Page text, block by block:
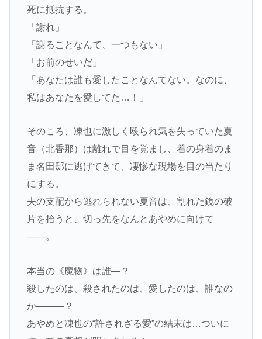
死に抵抗する。
「謝れ」
「謝ることなんて、一つもない」
「お前のせいだ」
「あなたは誰も愛したことなんてない。なのに、
私はあなたを愛してた…！」
そのころ、凍也に激しく殴られ気を失っていた夏
音（北香那）は離れで目を覚まし、着の身着のま
ま名田邸に逃げてきて、凄惨な現場を目の当たり
にする。
夫の支配から逃れられない夏音は、割れた鏡の破
片を拾うと、切っ先をなんとあやめに向けて
――。
本当の《魔物》は誰―？
殺したのは、殺されたのは、愛したのは、誰なの
か―――？
あやめと凍也の“許されざる愛”の結末は…ついに